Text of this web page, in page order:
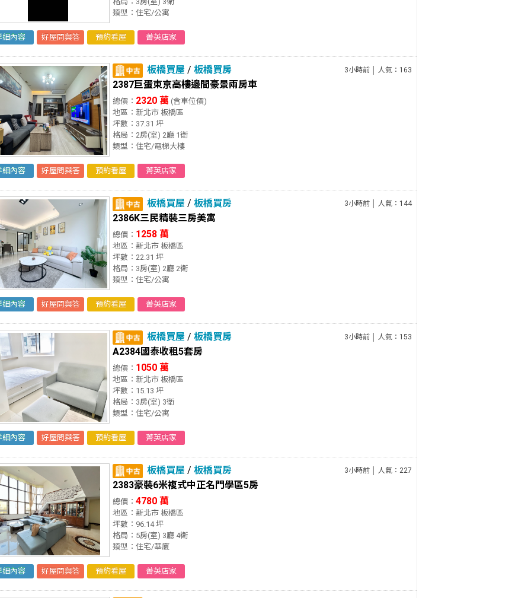
類型：住宅/公寓
細內容 好屋問與答 預約看屋 菁英店家
板橋買屋 / 板橋買房 3小時前 │ 人氣：163
2387巨蛋東京高樓邊間豪景兩房車
總價： 2320 萬 (含車位價)
地區：新北市 板橋區
坪數：37.31 坪
格局：2房(室) 2廳 1衛
類型：住宅/電梯大樓
細內容 好屋問與答 預約看屋 菁英店家
板橋買屋 / 板橋買房 3小時前 │ 人氣：144
2386K三民精裝三房美寓
總價： 1258 萬
地區：新北市 板橋區
坪數：22.31 坪
格局：3房(室) 2廳 2衛
類型：住宅/公寓
細內容 好屋問與答 預約看屋 菁英店家
板橋買屋 / 板橋買房 3小時前 │ 人氣：153
A2384國泰收租5套房
總價： 1050 萬
地區：新北市 板橋區
坪數：15.13 坪
格局：3房(室) 3衛
類型：住宅/公寓
細內容 好屋問與答 預約看屋 菁英店家
板橋買屋 / 板橋買房 3小時前 │ 人氣：227
2383豪裝6米複式中正名門學區5房
總價： 4780 萬
地區：新北市 板橋區
坪數：96.14 坪
格局：5房(室) 3廳 4衛
類型：住宅/華廈
細內容 好屋問與答 預約看屋 菁英店家